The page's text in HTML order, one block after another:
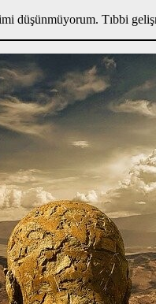
düşünmüyorum. Tıbbi